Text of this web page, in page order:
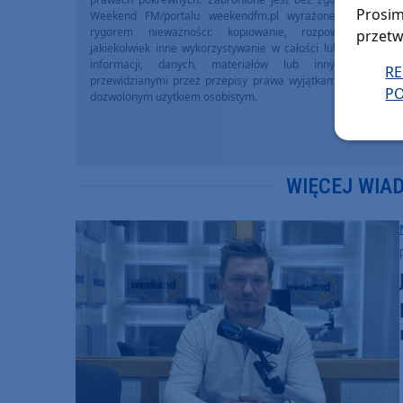
Weekend FM/portalu weekendfm.pl wyrażonej na piśmie
rygorem nieważności: kopiowanie,
jakiekolwiek inne wykorzystywanie w całości lub we
informacji, danych, materiałów lub innych treści
przewidzianymi przez przepisy prawa wyjątkami, w
dozwolonym użytkiem osobistym.
WIĘCEJ